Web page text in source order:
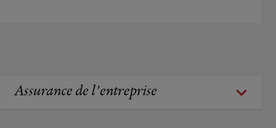
Assurance de l'entreprise